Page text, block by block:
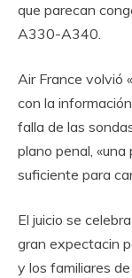
que parecan
A330-A340.
Air France volvió
con la
falla de las
plano penal,
suficiente para
El juicio se
gran expectacin
y los familiares